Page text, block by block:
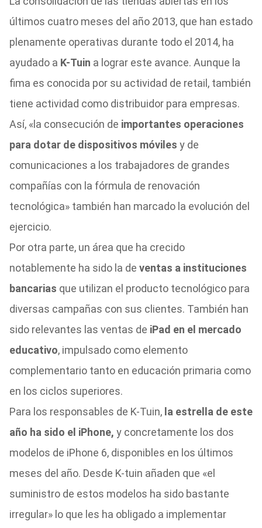
últimos cuatro meses del año 2013, que han estado
plenamente operativas durante todo el 2014, ha
ayudado a K-Tuin a lograr este avance. Aunque la
fima es conocida por su actividad de retail, también
tiene actividad como distribuidor para empresas.
Así, «la consecución de importantes operaciones
para dotar de dispositivos móviles y de
comunicaciones a los trabajadores de grandes
compañías con la fórmula de renovación
tecnológica» también han marcado la evolución del
ejercicio.
Por otra parte, un área que ha crecido
notablemente ha sido la de ventas a instituciones
bancarias que utilizan el producto tecnológico para
diversas campañas con sus clientes. También han
sido relevantes las ventas de iPad en el mercado
educativo, impulsado como elemento
complementario tanto en educación primaria como
en los ciclos superiores.
Para los responsables de K-Tuin, la estrella de este
año ha sido el iPhone, y concretamente los dos
modelos de iPhone 6, disponibles en los últimos
meses del año. Desde K-tuin añaden que «el
suministro de estos modelos ha sido bastante
irregular» lo que les ha obligado a implementar